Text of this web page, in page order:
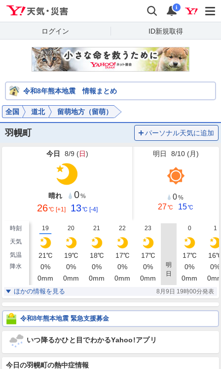
検索 通知
i
ログイン ID新規取得
令和8年熊本地震 情報まとめ
全国 道北 留萌地方（留萌）
羽幌町 パーソナル天気に追加
今日 8/9 (日)
晴れ 0%
26℃ [+1] 13℃ [-4]
明日 8/10 (月)
0%
27℃ 15℃
時刻 19 20 21 22 23
明
日
0
1
天気
気温
21℃ 19℃ 18℃ 17℃ 17℃ 17℃ 16
降水 0% 0% 0% 0% 0% 0% 0%
0mm 0mm 0mm 0mm 0mm 0mm 0
湿度 65 % 81% 84
風
東北東
4m/s
東北東
3m/s
東北東
3m/s
東北東
2m/s
東北東
2m/s
北東
3m/s
北東
3m/
ほかの情報を見る 8月9日 19時00分発表
令和8年熊本地震 緊急支援募金
いつ降るかひと目でわかるYahoo!アプリ
今日の羽幌町の熱中症情報